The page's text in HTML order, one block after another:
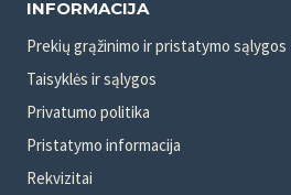
INFORMACIJA
Prekių grąžinimo ir pristatymo sąlygos
Taisyklės ir sąlygos
Privatumo politika
Pristatymo informacija
Rekvizitai